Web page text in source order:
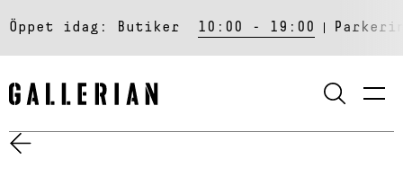
Öppet idag: Butiker 10:00 - 19:00